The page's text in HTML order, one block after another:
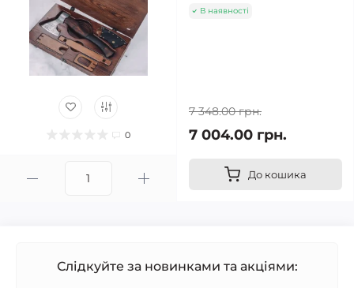
0
В наявності
7 348.00 грн.
7 004.00 грн.
До кошика
Слідкуйте за новинками та акціями: